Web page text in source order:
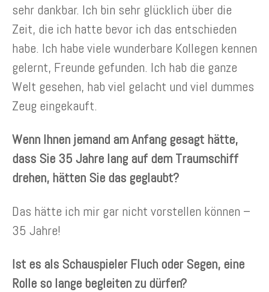
sehr dankbar. Ich bin sehr glücklich über die
Zeit, die ich hatte bevor ich das entschieden
habe. Ich habe viele wunderbare Kollegen kennen
gelernt, Freunde gefunden. Ich hab die ganze
Welt gesehen, hab viel gelacht und viel dummes
Zeug eingekauft.
Wenn Ihnen jemand am Anfang gesagt hätte,
dass Sie 35 Jahre lang auf dem Traumschiff
drehen, hätten Sie das geglaubt?
Das hätte ich mir gar nicht vorstellen können –
35 Jahre!
Ist es als Schauspieler Fluch oder Segen, eine
Rolle so lange begleiten zu dürfen?